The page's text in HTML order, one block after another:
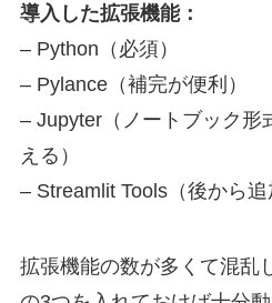
導入した拡張機能：
– Python（必須）
– Pylance（補完が便利）
– Jupyter（ノートブック形
える）
– Streamlit Tools（後から追
拡張機能の数が多くて混乱